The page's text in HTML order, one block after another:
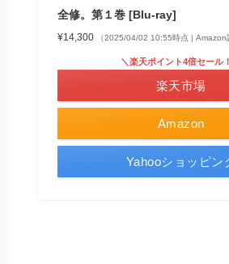
全修。第１巻 [Blu-ray]
¥14,300 （2025/04/02 10:55時点 | Amazon
Amazon
＼楽天ポイント4倍セール
楽天市場
Yahooショッピン